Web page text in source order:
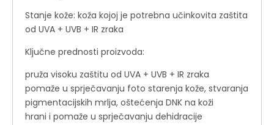
Stanje kože: koža kojoj je potrebna učinkovita zaštita
od UVA + UVB + IR zraka
Ključne prednosti proizvoda:
pruža visoku zaštitu od UVA + UVB + IR zraka
pomaže u sprječavanju foto starenja kože, stvaranja
pigmentacijskih mrlja, oštećenja DNK na koži
hrani i pomaže u sprječavanju dehidracije